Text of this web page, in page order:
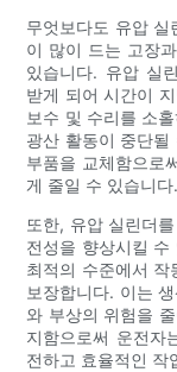
무엇보다도 유압 실
이 많이 드는 고장
있습니다. 유압 실
받게 되어 시간이
보수 및 수리를 소
광산 활동이 중단될
부품을 교체함으로
게 줄일 수 있습니다.
또한, 유압 실린더
전성을 향상시킬
최적의 수준에서 작
보장합니다. 이는
와 부상의 위험을
지함으로써 운전자
전하고 효율적인 작